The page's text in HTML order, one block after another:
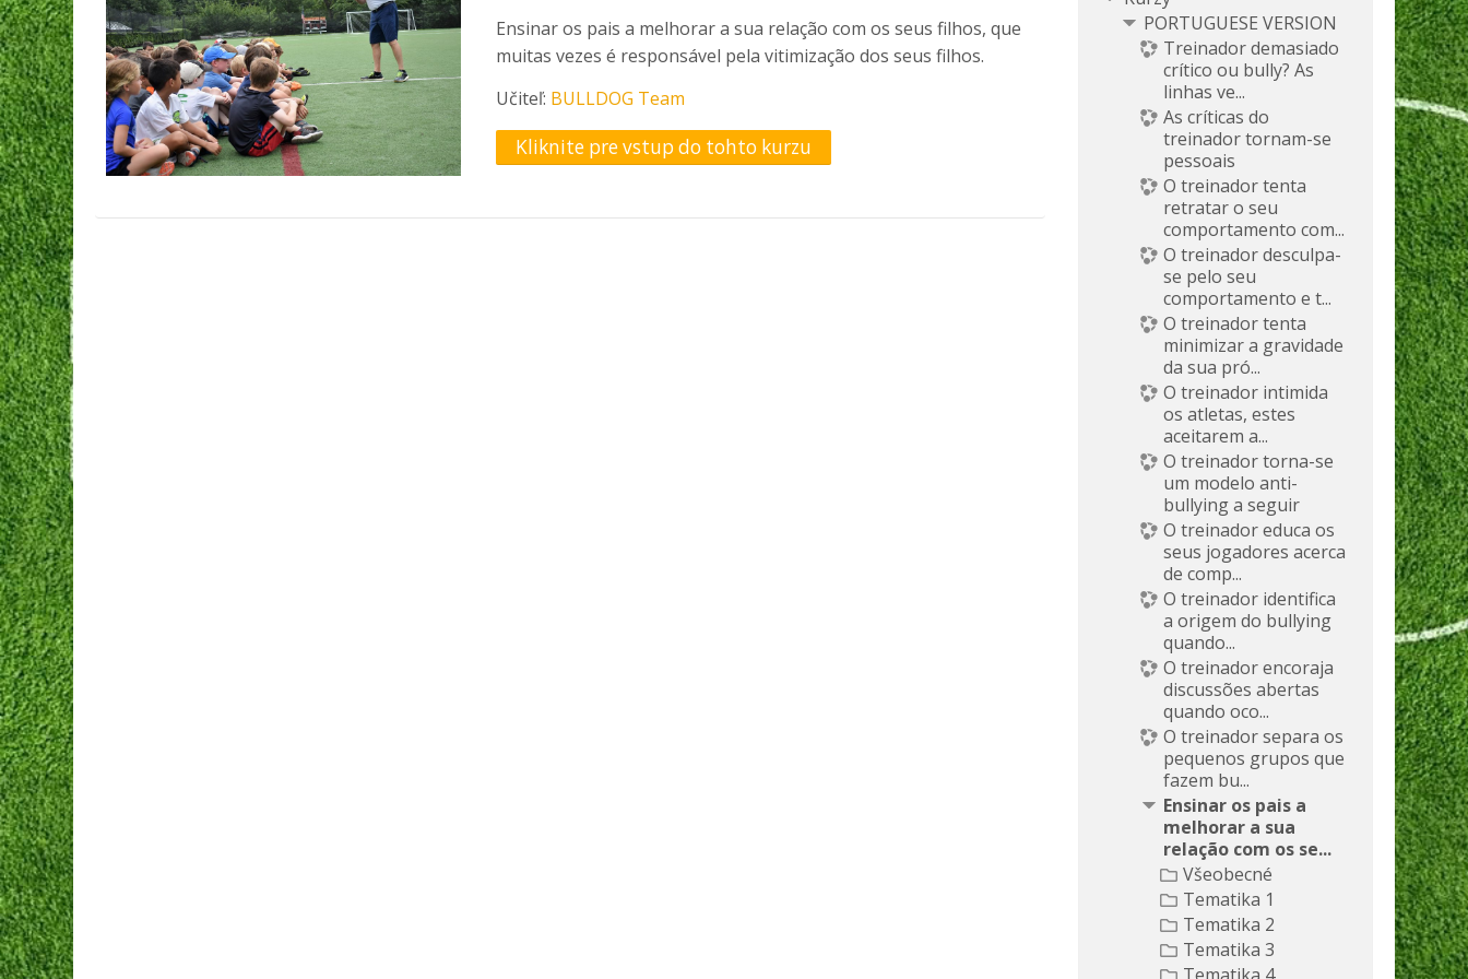
Ensinar os pais a melhorar a sua relação com os seus filhos, que
muitas vezes é responsável pela vitimização dos seus filhos.
Učiteľ: BULLDOG Team
Kliknite pre vstup do tohto kurzu
PORTUGUESE VERSION
Treinador demasiado
crítico ou bully? As
linhas ve...
As críticas do
treinador tornam-se
pessoais
O treinador tenta
retratar o seu
comportamento com...
O treinador desculpa-
se pelo seu
comportamento e t...
O treinador tenta
minimizar a gravidade
da sua pró...
O treinador intimida
os atletas, estes
aceitarem a...
O treinador torna-se
um modelo anti-
bullying a seguir
O treinador educa os
seus jogadores acerca
de comp...
O treinador identifica
a origem do bullying
quando...
O treinador encoraja
discussões abertas
quando oco...
O treinador separa os
pequenos grupos que
fazem bu...
Ensinar os pais a
melhorar a sua
relação com os se...
Všeobecné
Tematika 1
Tematika 2
Tematika 3